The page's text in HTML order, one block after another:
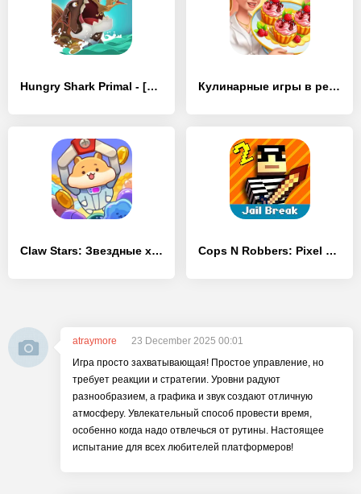
Hungry Shark Primal - [MOD Бесконечные монеты] Кулинарные игры в ресторане - [MOD Бесконечные деньги]
Claw Stars: Звездные хватальцы - [MOD Бесконечные деньги] Cops N Robbers: Pixel Prison Games 2
atraymore
23 December 2025 00:01
Игра просто захватывающая! Простое управление, но
требует реакции и стратегии. Уровни радуют
разнообразием, а графика и звук создают отличную
атмосферу. Увлекательный способ провести время,
особенно когда надо отвлечься от рутины. Настоящее
испытание для всех любителей платформеров!